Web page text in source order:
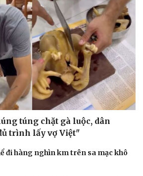
Đời sống
Nhà đẹp
Blog
Tình yêu - Gia đình
túng chặt gà luộc, dân
trình lấy vợ Việt"
đi hàng nghìn km trên sa mạc khô